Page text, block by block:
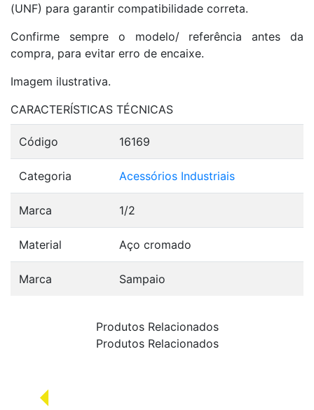
(UNF) para garantir compatibilidade correta.
Confirme sempre o modelo/ referência antes da
compra, para evitar erro de encaixe.
Imagem ilustrativa.
CARACTERÍSTICAS TÉCNICAS
Código 16169
Categoria Acessórios Industriais
Marca 1/2
Material Aço cromado
Marca Sampaio
Produtos Relacionados
Produtos Relacionados